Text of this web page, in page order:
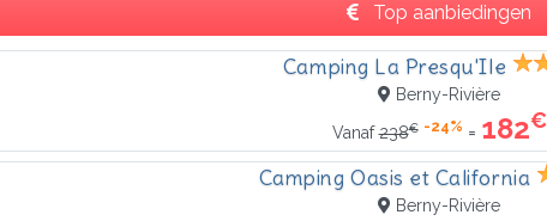
Top aanbiedingen
Camping La Presqu'Ile
Berny-Rivière
Vanaf238€ -24% = 182€
Camping Oasis et California
Berny-Rivière